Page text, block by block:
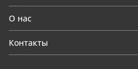
О нас
Контакты